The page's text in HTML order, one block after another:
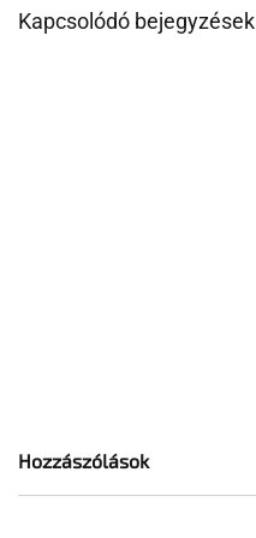
Kapcsolódó bejegyzések
Hozzászólások